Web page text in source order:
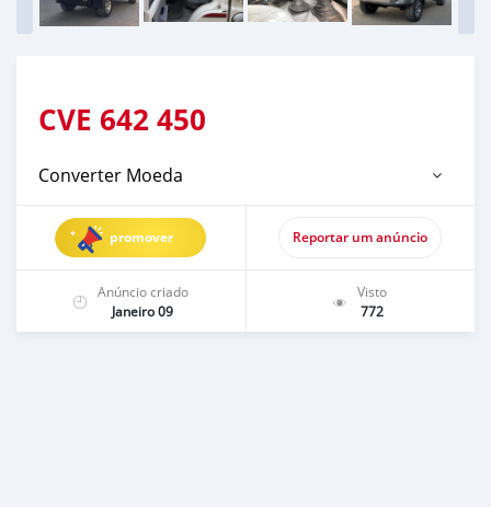
CVE 642 450
Converter Moeda
promover Reportar um anúncio
Anúncio criado
Janeiro 09
Visto
772